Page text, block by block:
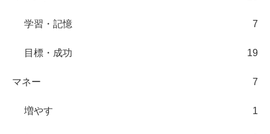
学習・記憶 7
目標・成功 19
マネー 7
増やす 1